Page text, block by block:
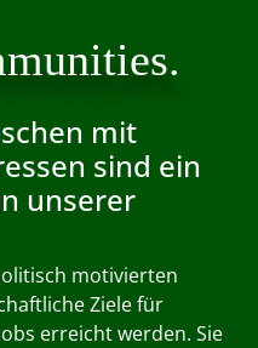
mit
sind ein
unserer
motivierten
Ziele für
erreicht werden. Sie